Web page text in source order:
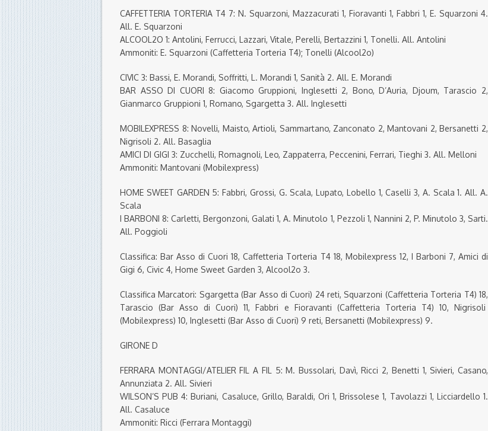
CAFFETTERIA TORTERIA T4 7: N. Squarzoni, Mazzacurati 1, Fioravanti 1, Fabbri 1, E. Squarzoni 4.
All. E. Squarzoni
ALCOOL2O 1: Antolini, Ferrucci, Lazzari, Vitale, Perelli, Bertazzini 1, Tonelli. All. Antolini
Ammoniti: E. Squarzoni (Caffetteria Torteria T4); Tonelli (Alcool2o)
CIVIC 3: Bassi, E. Morandi, Soffritti, L. Morandi 1, Sanità 2. All. E. Morandi
BAR ASSO DI CUORI 8: Giacomo Gruppioni, Inglesetti 2, Bono, D’Auria, Djoum, Tarascio 2,
Gianmarco Gruppioni 1, Romano, Sgargetta 3. All. Inglesetti
MOBILEXPRESS 8: Novelli, Maisto, Artioli, Sammartano, Zanconato 2, Mantovani 2, Bersanetti 2,
Nigrisoli 2. All. Basaglia
AMICI DI GIGI 3: Zucchelli, Romagnoli, Leo, Zappaterra, Peccenini, Ferrari, Tieghi 3. All. Melloni
Ammoniti: Mantovani (Mobilexpress)
HOME SWEET GARDEN 5: Fabbri, Grossi, G. Scala, Lupato, Lobello 1, Caselli 3, A. Scala 1. All. A.
Scala
I BARBONI 8: Carletti, Bergonzoni, Galati 1, A. Minutolo 1, Pezzoli 1, Nannini 2, P. Minutolo 3, Sarti.
All. Poggioli
Classifica: Bar Asso di Cuori 18, Caffetteria Torteria T4 18, Mobilexpress 12, I Barboni 7, Amici di
Gigi 6, Civic 4, Home Sweet Garden 3, Alcool2o 3.
Classifica Marcatori: Sgargetta (Bar Asso di Cuori) 24 reti, Squarzoni (Caffetteria Torteria T4) 18,
Tarascio (Bar Asso di Cuori) 11, Fabbri e Fioravanti (Caffetteria Torteria T4) 10, Nigrisoli
(Mobilexpress) 10, Inglesetti (Bar Asso di Cuori) 9 reti, Bersanetti (Mobilexpress) 9.
GIRONE D
FERRARA MONTAGGI/ATELIER FIL A FIL 5: M. Bussolari, Davì, Ricci 2, Benetti 1, Sivieri, Casano,
Annunziata 2. All. Sivieri
WILSON’S PUB 4: Buriani, Casaluce, Grillo, Baraldi, Ori 1, Brissolese 1, Tavolazzi 1, Licciardello 1.
All. Casaluce
Ammoniti: Ricci (Ferrara Montaggi)